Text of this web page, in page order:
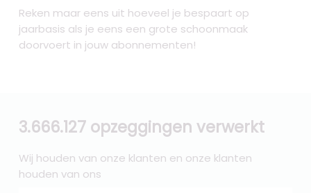
Reken maar eens uit hoeveel je bespaart op
jaarbasis als je eens een grote schoonmaak
doorvoert in jouw abonnementen!
3.666.127 opzeggingen verwerkt
Wij houden van onze klanten en onze klanten
houden van ons